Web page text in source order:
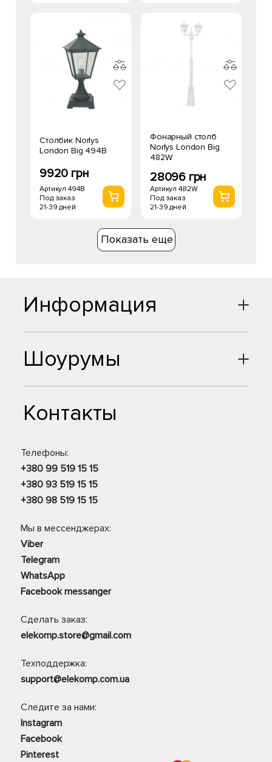
Столбик Norlys
London Big 494B
9920 грн
Артикул 494B
Под заказ
21-39 дней
Фонарный столб
Norlys London Big
482W
28096 грн
Артикул 482W
Под заказ
21-39 дней
Показать еще
Шоурумы
Контакты
Телефоны:
+380 99 519 15 15
+380 93 519 15 15
+380 98 519 15 15
Мы в мессенджерах:
Viber
Telegram
WhatsApp
Facebook messanger
Сделать заказ:
elekomp.store@gmail.com
Техподдержка:
support@elekomp.com.ua
Следите за нами:
Instagram
Facebook
Pinterest
Информация